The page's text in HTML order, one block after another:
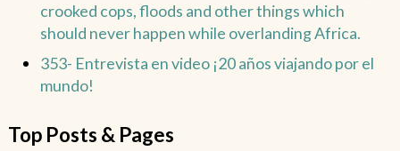
crooked cops, floods and other things which
should never happen while overlanding Africa.
353- Entrevista en video ¡20 años viajando por el
mundo!
Top Posts & Pages